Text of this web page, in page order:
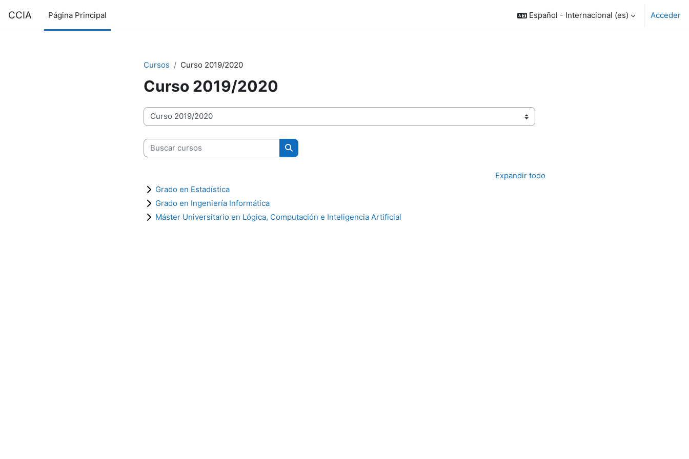
CCIA Página Principal Español - Internacional ‎(es)‎ Acceder
Cursos Curso 2019/2020
Curso 2019/2020
Categorías
Buscar cursos
Buscar cursos
Expandir todo
Grado en Estadística
Grado en Ingeniería Informática
Máster Universitario en Lógica, Computación e Inteligencia Artificial